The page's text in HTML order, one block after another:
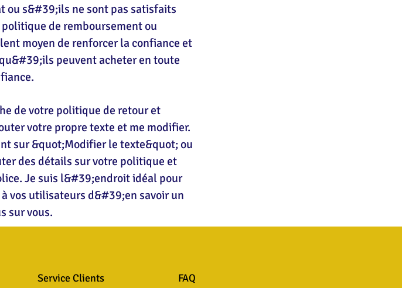
ou s&#39;ils ne sont pas satisfaits
de remboursement ou
moyen de renforcer la confiance et
peuvent acheter en toute
de votre politique de retour et
votre propre texte et me modifier.
sur &quot;Modifier le texte&quot; ou
des détails sur votre politique et
Je suis l&#39;endroit idéal pour
vos utilisateurs d&#39;en savoir un
sur vous.
Service Clients FAQ